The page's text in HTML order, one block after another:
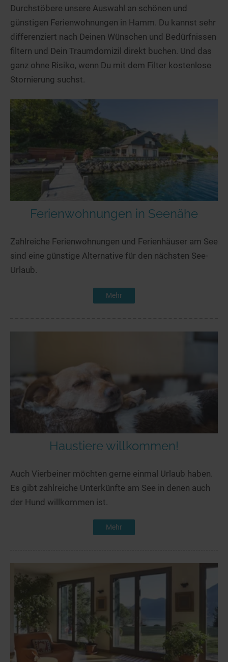
Durchstöbere unsere Auswahl an schönen und
günstigen Ferienwohnungen in Hamm. Du kannst sehr
differenziert nach Deinen Wünschen und Bedürfnissen
filtern und Dein Traumdomizil direkt buchen. Und das
ganz ohne Risiko, wenn Du mit dem Filter kostenlose
Stornierung suchst.
Ferienwohnungen in Seenähe
Zahlreiche Ferienwohnungen und Ferienhäuser am See
sind eine günstige Alternative für den nächsten See-
Urlaub.
Mehr
Haustiere willkommen!
Auch Vierbeiner möchten gerne einmal Urlaub haben.
Es gibt zahlreiche Unterkünfte am See in denen auch
der Hund willkommen ist.
Mehr